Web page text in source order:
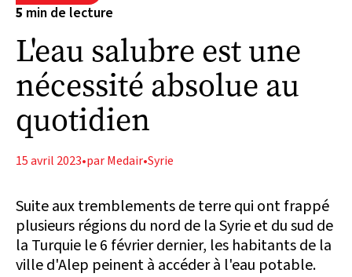
5 min de lecture
L'eau salubre est une
nécessité absolue au
quotidien
15 avril 2023•par Medair•Syrie
Suite aux tremblements de terre qui ont frappé
plusieurs régions du nord de la Syrie et du sud de
la Turquie le 6 février dernier, les habitants de la
ville d'Alep peinent à accéder à l'eau potable.